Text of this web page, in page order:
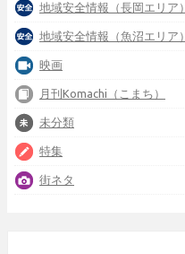
地域安全情報（長岡エリア）
地域安全情報（魚沼エリア）
映画
月刊Komachi（こまち）
未分類
特集
街ネタ